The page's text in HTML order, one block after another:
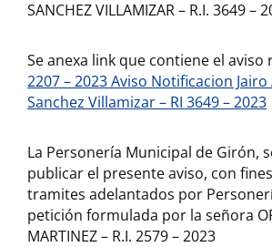
SANCHEZ VILLAMIZAR – R.I. 3649 –
Se anexa link que contiene el aviso
2207 – 2023 Aviso Notificacion
Sanchez Villamizar – RI 3649 – 2023
La Personería Municipal de Girón,
publicar el presente aviso, con
tramites adelantados por
petición formulada por la señora
MARTINEZ – R.I. 2579 – 2023